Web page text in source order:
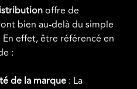
offre de
bien au-delà du simple
effet, être référencé en
:
de la marque : La